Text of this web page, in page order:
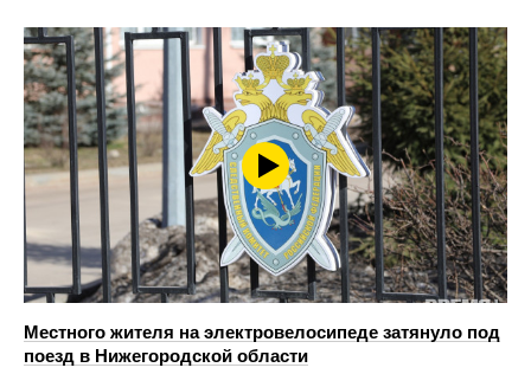
Местного жителя на электровелосипеде затянуло под
поезд в Нижегородской области